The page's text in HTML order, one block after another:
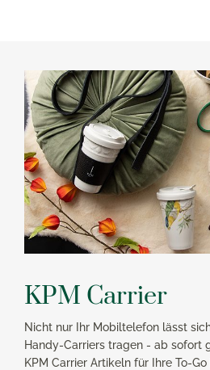
KPM Carrier
Nicht nur Ihr Mobiltelefon lässt
Handy-Carriers tragen - ab sofort
KPM Carrier Artikeln für Ihre To-